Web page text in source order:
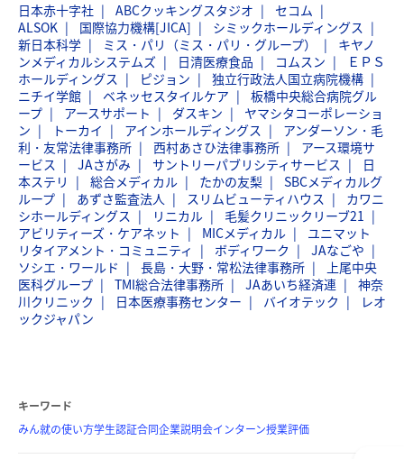
日本赤十字社 ABCクッキングスタジオ
セコム
ALSOK
国際協力機構[JICA]
シミックホールディングス
新日本科学
ミス・パリ（ミス・パリ・グループ）
キヤノ
ンメディカルシステムズ
日清医療食品 コムスン
ＥＰＳ
ホールディングス
ピジョン
独立行政法人国立病院機構
ニチイ学館
ベネッセスタイルケア
板橋中央総合病院グル
ープ
アースサポート ダスキン
ヤマシタコーポレーショ
ン
トーカイ アインホールディングス
アンダーソン・毛
利・友常法律事務所
西村あさひ法律事務所
アース環境サ
ービス
JAさがみ サントリーパブリシティサービス
日
本ステリ
総合メディカル たかの友梨
SBCメディカルグ
ループ
あずさ監査法人 スリムビューティハウス
カワニ
シホールディングス
リニカル
毛髪クリニックリーブ21
アビリティーズ・ケアネット
MICメディカル
ユニマット
リタイアメント・コミュニティ
ボディワーク
JAなごや
ソシエ・ワールド
長島・大野・常松法律事務所
上尾中央
医科グループ
TMI総合法律事務所 JAあいち経済連
神奈
川クリニック
日本医療事務センター バイオテック
レオ
ックジャパン
キーワード
みん就の使い方学生認証合同企業説明会インターン授業評価